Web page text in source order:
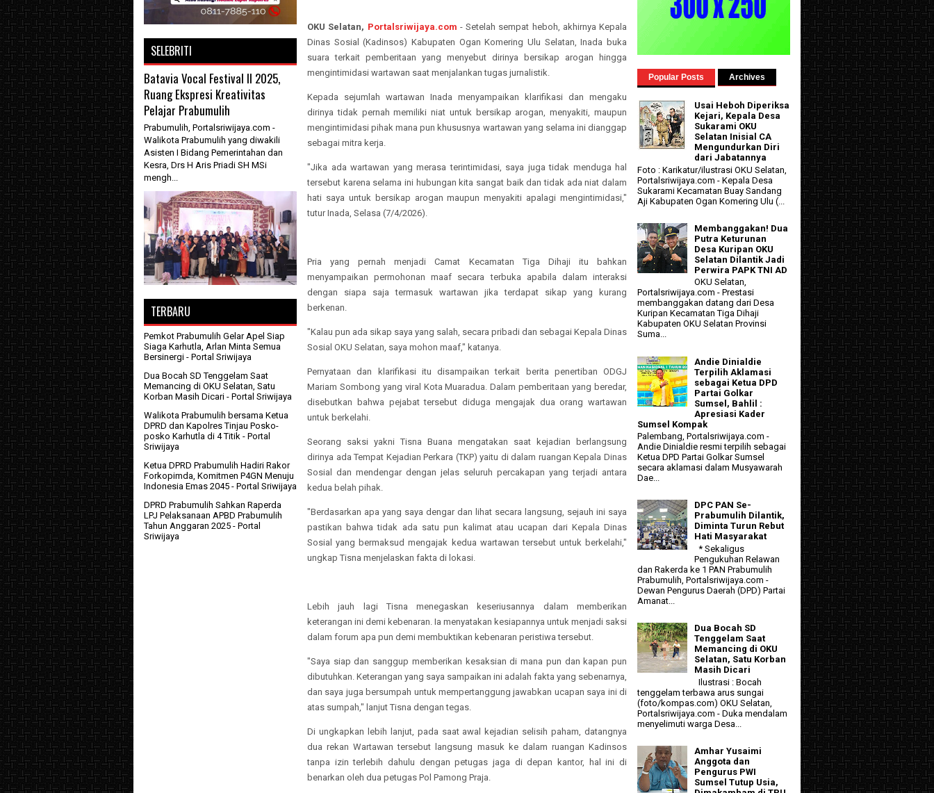
OKU Selatan, Portalsriwijaya.com - Setelah sempat heboh, akhirnya Kepala
Dinas Sosial (Kadinsos) Kabupaten Ogan Komering Ulu Selatan, Inada buka
suara terkait pemberitaan yang menyebut dirinya bersikap arogan hingga
mengintimidasi wartawan saat menjalankan tugas jurnalistik.
Kepada sejumlah wartawan Inada menyampaikan klarifikasi dan mengaku
dirinya tidak pernah memiliki niat untuk bersikap arogan, menyakiti, maupun
mengintimidasi pihak mana pun khususnya wartawan yang selama ini dianggap
sebagai mitra kerja.
"Jika ada wartawan yang merasa terintimidasi, saya juga tidak menduga hal
tersebut karena selama ini hubungan kita sangat baik dan tidak ada niat dalam
hati saya untuk bersikap arogan maupun menyakiti apalagi mengintimidasi,"
tutur Inada, Selasa (7/4/2026).
Pria yang pernah menjadi Camat Kecamatan Tiga Dihaji itu bahkan
menyampaikan permohonan maaf secara terbuka apabila dalam interaksi
dengan siapa saja termasuk wartawan jika terdapat sikap yang kurang
berkenan.
"Kalau pun ada sikap saya yang salah, secara pribadi dan sebagai Kepala Dinas
Sosial OKU Selatan, saya mohon maaf," katanya.
Pernyataan dan klarifikasi itu disampaikan terkait berita penertiban ODGJ
Mariam Sombong yang viral Kota Muaradua. Dalam pemberitaan yang beredar,
disebutkan bahwa pejabat tersebut diduga mengajak dua orang wartawan
untuk berkelahi.
Seorang saksi yakni Tisna Buana mengatakan saat kejadian berlangsung
dirinya ada Tempat Kejadian Perkara (TKP) yaitu di dalam ruangan Kepala Dinas
Sosial dan mendengar dengan jelas seluruh percakapan yang terjadi antara
kedua belah pihak.
"Berdasarkan apa yang saya dengar dan lihat secara langsung, sejauh ini saya
pastikan bahwa tidak ada satu pun kalimat atau ucapan dari Kepala Dinas
Sosial yang bermaksud mengajak kedua wartawan tersebut untuk berkelahi,"
ungkap Tisna menjelaskan fakta di lokasi.
Lebih jauh lagi Tisna menegaskan keseriusannya dalam memberikan
keterangan ini demi kebenaran. Ia menyatakan kesiapannya untuk menjadi saksi
dalam forum apa pun demi membuktikan kebenaran peristiwa tersebut.
"Saya siap dan sanggup memberikan kesaksian di mana pun dan kapan pun
dibutuhkan. Keterangan yang saya sampaikan ini adalah fakta yang sebenarnya,
dan saya juga bersumpah untuk mempertanggung jawabkan ucapan saya ini di
atas sumpah," lanjut Tisna dengan tegas.
Di ungkapkan lebih lanjut, pada saat awal kejadian selisih paham, datangnya
dua rekan Wartawan tersebut langsung masuk ke dalam ruangan Kadinsos
tanpa izin terlebih dahulu dengan petugas jaga di depan kantor, hal ini di
benarkan oleh dua petugas Pol Pamong Praja.
SELEBRITI
Batavia Vocal Festival II 2025,
Ruang Ekspresi Kreativitas
Pelajar Prabumulih
Prabumulih, Portalsriwijaya.com -
Walikota Prabumulih yang diwakili
Asisten I Bidang Pemerintahan dan
Kesra, Drs H Aris Priadi SH MSi
mengh...
TERBARU
Pemkot Prabumulih Gelar Apel Siap
Siaga Karhutla, Arlan Minta Semua
Bersinergi - Portal Sriwijaya
Dua Bocah SD Tenggelam Saat
Memancing di OKU Selatan, Satu
Korban Masih Dicari - Portal Sriwijaya
Walikota Prabumulih bersama Ketua
DPRD dan Kapolres Tinjau Posko-
posko Karhutla di 4 Titik - Portal
Sriwijaya
Ketua DPRD Prabumulih Hadiri Rakor
Forkopimda, Komitmen P4GN Menuju
Indonesia Emas 2045 - Portal Sriwijaya
DPRD Prabumulih Sahkan Raperda
LPJ Pelaksanaan APBD Prabumulih
Tahun Anggaran 2025 - Portal
Sriwijaya
Popular Posts Archives
Usai Heboh Diperiksa
Kejari, Kepala Desa
Sukarami OKU
Selatan Inisial CA
Mengundurkan Diri
dari Jabatannya
Foto : Karikatur/ilustrasi OKU Selatan,
Portalsriwijaya.com - Kepala Desa
Sukarami Kecamatan Buay Sandang
Aji Kabupaten Ogan Komering Ulu (...
Membanggakan! Dua
Putra Keturunan
Desa Kuripan OKU
Selatan Dilantik Jadi
Perwira PAPK TNI AD
OKU Selatan,
Portalsriwijaya.com - Prestasi
membanggakan datang dari Desa
Kuripan Kecamatan Tiga Dihaji
Kabupaten OKU Selatan Provinsi
Suma...
Andie Dinialdie
Terpilih Aklamasi
sebagai Ketua DPD
Partai Golkar
Sumsel, Bahlil :
Apresiasi Kader
Sumsel Kompak
Palembang, Portalsriwijaya.com -
Andie Dinialdie resmi terpilih sebagai
Ketua DPD Partai Golkar Sumsel
secara aklamasi dalam Musyawarah
Dae...
DPC PAN Se-
Prabumulih Dilantik,
Diminta Turun Rebut
Hati Masyarakat
* Sekaligus
Pengukuhan Relawan
dan Rakerda ke 1 PAN Prabumulih
Prabumulih, Portalsriwijaya.com -
Dewan Pengurus Daerah (DPD) Partai
Amanat...
Dua Bocah SD
Tenggelam Saat
Memancing di OKU
Selatan, Satu Korban
Masih Dicari
Ilustrasi : Bocah
tenggelam terbawa arus sungai
(foto/kompas.com) OKU Selatan,
Portalsriwijaya.com - Duka mendalam
menyelimuti warga Desa...
Amhar Yusaimi
Anggota dan
Pengurus PWI
Sumsel Tutup Usia,